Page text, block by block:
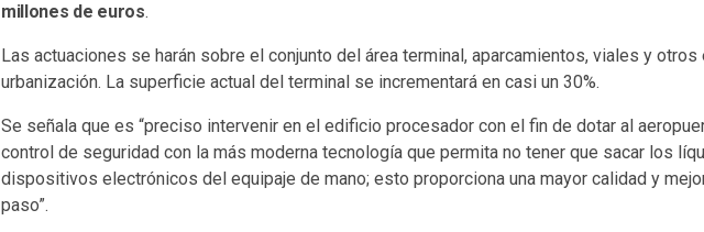
millones de euros.
Las actuaciones se harán sobre el conjunto del área terminal, aparcamientos, viales y
urbanización. La superficie actual del terminal se incrementará en casi un 30%.
Se señala que es “preciso intervenir en el edificio procesador con el fin de dotar al
control de seguridad con la más moderna tecnología que permita no tener que sacar los
dispositivos electrónicos del equipaje de mano; esto proporciona una mayor calidad y
paso”.